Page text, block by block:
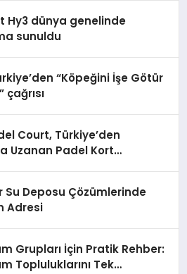
Hy3 dünya genelinde
sunuldu
“Köpeğini İşe Götür
çağrısı
Court, Türkiye’den
Uzanan Padel Kort
Su Deposu Çözümlerinde
Adresi
Grupları İçin Pratik Rehber:
Topluluklarını Tek